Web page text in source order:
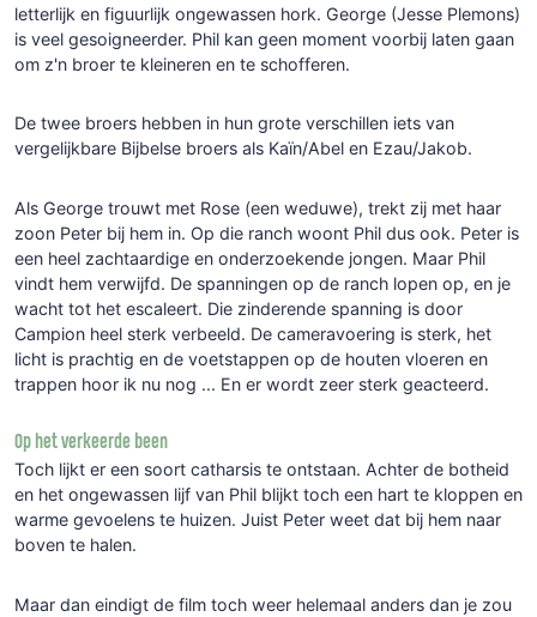
letterlijk en figuurlijk ongewassen hork. George (Jesse Plemons)
is veel gesoigneerder. Phil kan geen moment voorbij laten gaan
om z'n broer te kleineren en te schofferen.
De twee broers hebben in hun grote verschillen iets van
vergelijkbare Bijbelse broers als Kaïn/Abel en Ezau/Jakob.
Als George trouwt met Rose (een weduwe), trekt zij met haar
zoon Peter bij hem in. Op die ranch woont Phil dus ook. Peter is
een heel zachtaardige en onderzoekende jongen. Maar Phil
vindt hem verwijfd. De spanningen op de ranch lopen op, en je
wacht tot het escaleert. Die zinderende spanning is door
Campion heel sterk verbeeld. De cameravoering is sterk, het
licht is prachtig en de voetstappen op de houten vloeren en
trappen hoor ik nu nog ... En er wordt zeer sterk geacteerd.
Op het verkeerde been
Toch lijkt er een soort catharsis te ontstaan. Achter de botheid
en het ongewassen lijf van Phil blijkt toch een hart te kloppen en
warme gevoelens te huizen. Juist Peter weet dat bij hem naar
boven te halen.
Maar dan eindigt de film toch weer helemaal anders dan je zou